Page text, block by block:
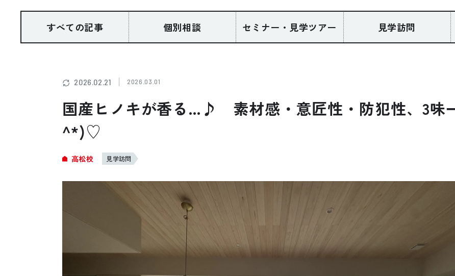
家づくり学校とは
よくある質問
ご利用者の声・実例
お役立ち情報
プライバシーポリシー
すべての記事 個別相談 セミナー・見学ツアー 見学訪問
2026.02.21 2026.03.01
国産ヒノキが香る…♪ 素材感・意匠性・防犯性、3味
^*)♡
高松校 見学訪問